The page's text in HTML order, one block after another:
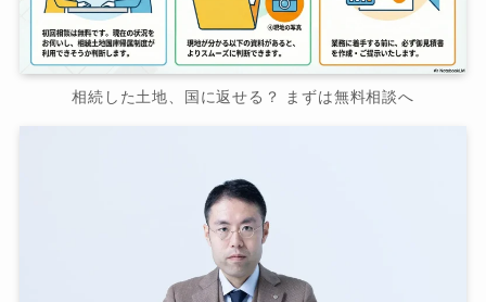
相続した土地、国に返せる？ まずは無料相談へ